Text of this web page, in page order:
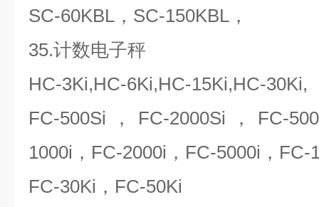
SC-60KBL，SC-150KBL，
35.计数电子秤
HC-3Ki,HC-6Ki,HC-15Ki,HC-
FC-500Si，FC-2000Si，FC-
1000i，FC-2000i，FC-5000i，FC-
FC-30Ki，FC-50Ki